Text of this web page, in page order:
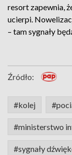
resort zapewnia,
ucierpi.
– tam sygnały
Źródło:
#kolej
#ministerstwo
#sygnały